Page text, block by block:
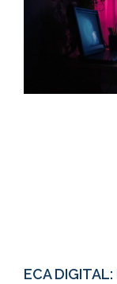
ECA